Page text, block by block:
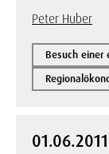
Peter Huber
Besuch einer
01.06.2011